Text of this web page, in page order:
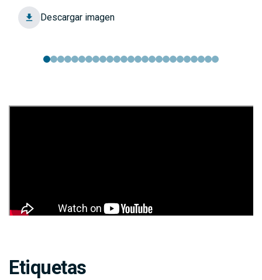
Descargar imagen
Etiquetas